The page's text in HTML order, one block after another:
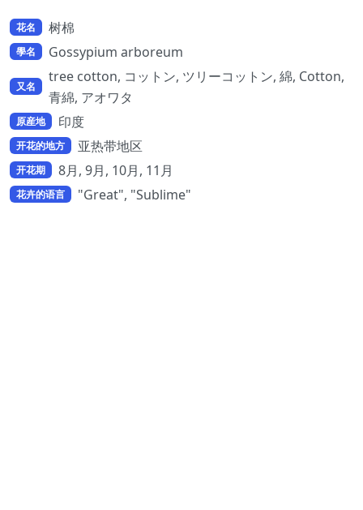
花名 树棉
學名 Gossypium arboreum
又名
tree cotton, コットン, ツリーコットン, 綿, Cotton,
青綿, アオワタ
原産地 印度
开花的地方 亚热带地区
开花期 8月, 9月, 10月, 11月
花卉的语言 "Great", "Sublime"